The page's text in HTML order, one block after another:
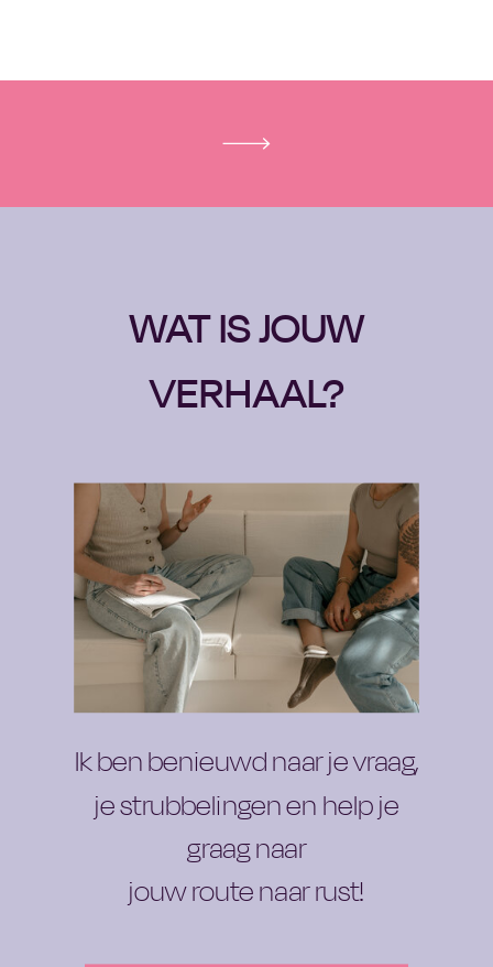
WAT IS JOUW
VERHAAL?
An awesome freebie
Ik ben benieuwd naar je vraag,
je strubbelingen en help je
graag naar
jouw route naar rust!